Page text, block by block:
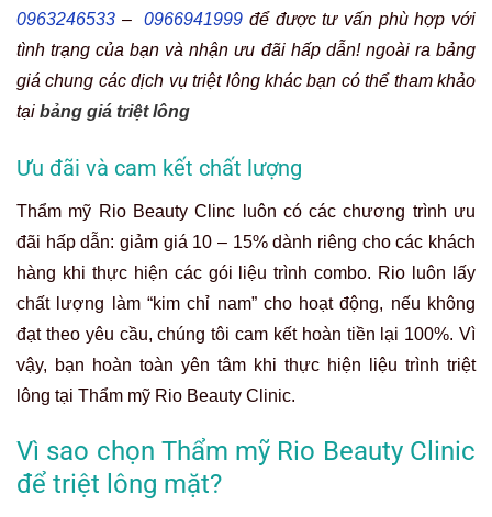
0963246533 –0966941999 để được tư vấn phù hợp với
tình trạng của bạn và nhận ưu đãi hấp dẫn! ngoài ra bảng
giá chung các dịch vụ triệt lông khác bạn có thể tham khảo
tại bảng giá triệt lông
Ưu đãi và cam kết chất lượng
Thẩm mỹ Rio Beauty Clinc luôn có các chương trình ưu
đãi hấp dẫn: giảm giá 10 – 15% dành riêng cho các khách
hàng khi thực hiện các gói liệu trình combo. Rio luôn lấy
chất lượng làm “kim chỉ nam” cho hoạt động, nếu không
đạt theo yêu cầu, chúng tôi cam kết hoàn tiền lại 100%. Vì
vậy, bạn hoàn toàn yên tâm khi thực hiện liệu trình triệt
lông tại Thẩm mỹ Rio Beauty Clinic.
Vì sao chọn Thẩm mỹ Rio Beauty Clinic
để triệt lông mặt?